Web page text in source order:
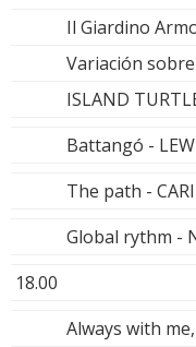
Il Giardino
Variación
ISLAND
Battangó -
The path -
Global rythm -
18.00
Always with